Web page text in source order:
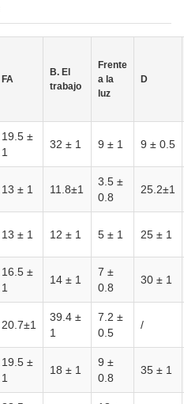
FA
B. El
trabajo
Frente
a la
luz
D
19.5 ±
1
32 ± 1 9 ± 1 9 ± 0.5
13 ± 1 11.8±1
3.5 ±
0.8
25.2±1
13 ± 1 12 ± 1 5 ± 1 25 ± 1
16.5 ±
1
14 ± 1
7 ±
0.8
30 ± 1
20.7±1
39.4 ±
1
7.2 ±
0.5
/
19.5 ±
1
18 ± 1
9 ±
0.8
35 ± 1